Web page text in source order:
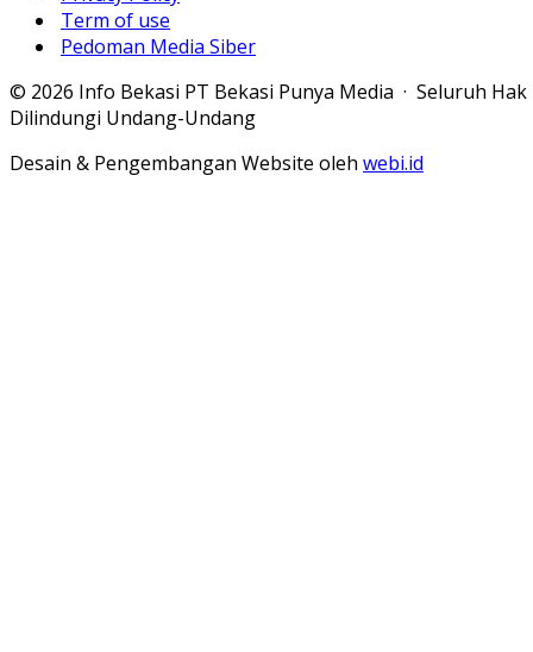
Term of use
Pedoman Media Siber
© 2026 Info Bekasi PT Bekasi Punya Media · Seluruh Hak
Dilindungi Undang-Undang
Desain & Pengembangan Website oleh webi.id